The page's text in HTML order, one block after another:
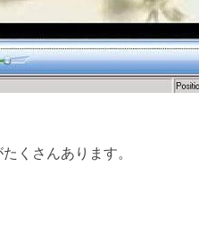
くさんあります。